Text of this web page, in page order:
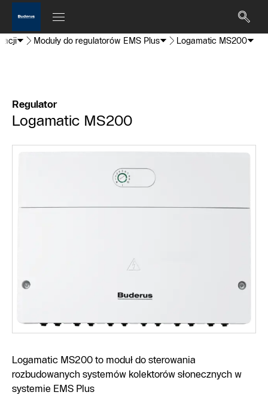
Moduły do regulatorów EMS Plus Logamatic MS200
Regulator
Logamatic MS200
Logamatic MS200 to moduł do sterowania
rozbudowanych systemów kolektorów słonecznych w
systemie EMS Plus